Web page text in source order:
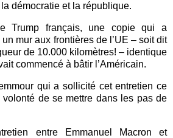
démocratie et la république.
Trump français, une copie qui a
mur aux frontières de l’UE – soit dit
de 10.000 kilomètres! – identique
commencé à bâtir l’Américain.
qui a sollicité cet entretien ce
de se mettre dans les pas de
entre Emmanuel Macron et